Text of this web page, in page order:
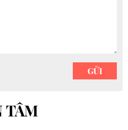
TÂM